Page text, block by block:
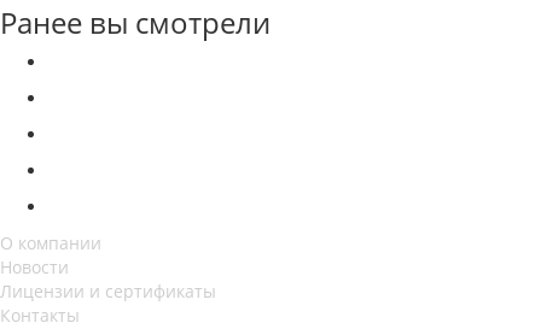
Ранее вы смотрели
О компании
Новости
Лицензии и сертификаты
Контакты